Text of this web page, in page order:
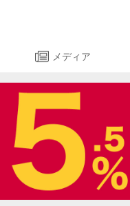
メディア